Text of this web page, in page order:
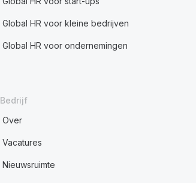
Global HR voor kleine bedrijven
Global HR voor ondernemingen
Bedrijf
Over
Vacatures
Nieuwsruimte